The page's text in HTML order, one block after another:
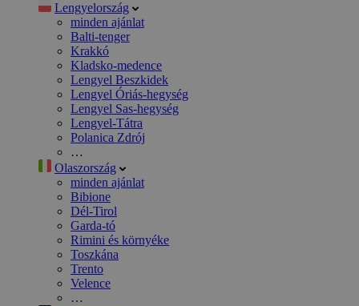
Lengyelország
minden ajánlat
Balti-tenger
Krakkó
Kladsko-medence
Lengyel Beszkidek
Lengyel Óriás-hegység
Lengyel Sas-hegység
Lengyel-Tátra
Polanica Zdrój
…
Olaszország
minden ajánlat
Bibione
Dél-Tirol
Garda-tó
Rimini és környéke
Toszkána
Trento
Velence
…